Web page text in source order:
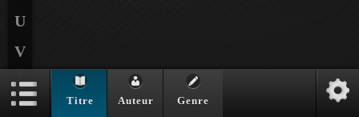
U
V
Y Titre Auteur Genre